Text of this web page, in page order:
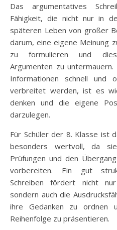
Das argumentatives Schreiben ist eine essentielle
Fähigkeit, die nicht nur in
späteren Leben von großer
darum, eine eigene Meinung
zu formulieren und
Argumenten zu
Informationen schnell und
verbreitet werden, ist es
denken und die eigene
darzulegen.
Für Schüler der 8. Klasse ist
besonders wertvoll, da
Prüfungen und den
vorbereiten. Ein gut
Schreiben fördert nicht
sondern auch die
ihre Gedanken zu ordnen
Reihenfolge zu präsentieren.